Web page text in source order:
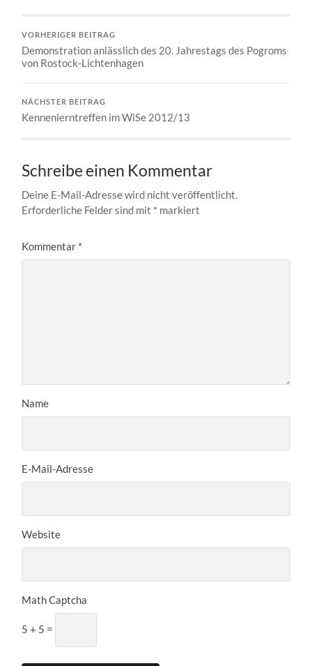
VORHERIGER BEITRAG
Demonstration anlässlich des 20. Jahrestags des Pogroms
von Rostock-Lichtenhagen
NÄCHSTER BEITRAG
Kennenlerntreffen im WiSe 2012/13
Schreibe einen Kommentar
Deine E-Mail-Adresse wird nicht veröffentlicht.
Erforderliche Felder sind mit * markiert
Kommentar *
Name
E-Mail-Adresse
Website
Math Captcha
5 + 5 =